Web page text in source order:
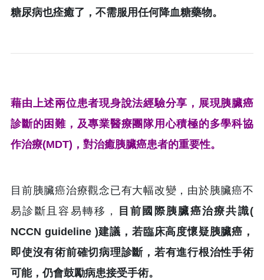
糖尿病也痊癒了，不需服用任何降血糖藥物。
藉由上述兩位患者現身說法經驗分享，展現胰臟癌
診斷的困難，及專業醫療團隊用心積極的多學科協
作治療(MDT)，對治癒胰臟癌患者的重要性。
目前胰臟癌治療觀念已有大幅改變，由於胰臟癌不
易診斷且容易轉移，
目前國際胰臟癌治療共識(
NCCN guideline )建議，若臨床高度懷疑胰臟癌，
即使沒有術前確切病理診斷，若有進行根治性手術
可能，仍會鼓勵病患接受手術。